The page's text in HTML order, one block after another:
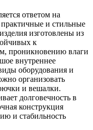
ответом на
и стильные
изготовлены из
к
проникновению влаги
внутреннее
оборудования и
организовать
и вешалки.
долговечность в
конструкция
и стабильность